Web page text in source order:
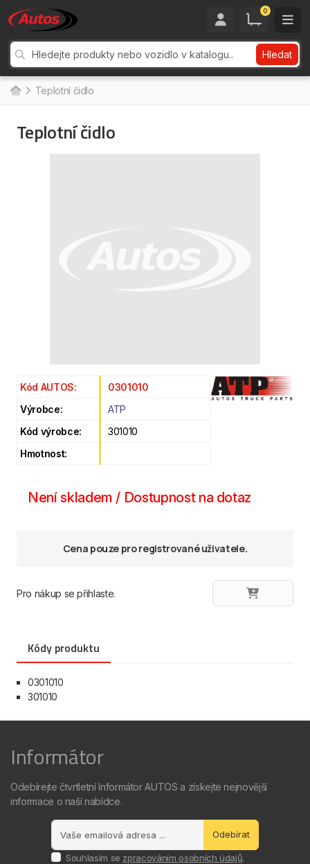
0
Hledat
Teplotní čidlo
Teplotní čidlo
Kód AUTOS:
0301010
Výrobce:
ATP
Kód výrobce:
301010
Hmotnost:
Není skladem / Dostupnost na dotaz
Cena pouze pro registrované uživatele.
Pro nákup se přihlaste.
Kódy produktu
0301010
301010
Informátor
Odebírejte čtvrtletní Informátor AUTOS a získejte nejnovější
informace o naší nabídce.
Odebírat
Souhlasím se zpracováním osobních údajů.